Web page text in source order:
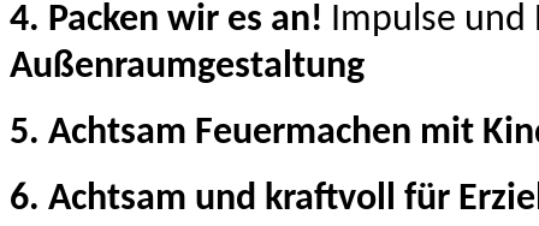
4. Packen wir es an! Impulse und
Außenraumgestaltung
5. Achtsam Feuermachen mit
6. Achtsam und kraftvoll für